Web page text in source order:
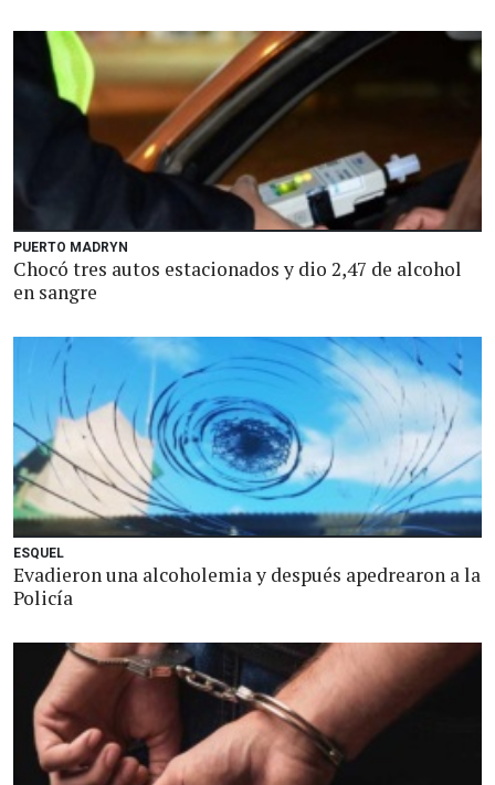
PUERTO MADRYN
Chocó tres autos estacionados y dio 2,47 de alcohol
en sangre
ESQUEL
Evadieron una alcoholemia y después apedrearon a la
Policía